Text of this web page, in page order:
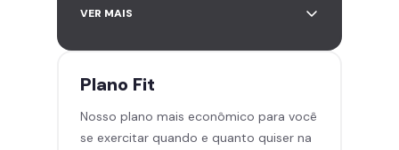
Acesso ilimitado a +2.000
Leve 5 amigos por mês para
Cadeira de massagem
Área de musculação e aeróbicos
Smart Fit App
VER MAIS
Plano Fit
Nosso plano mais econômico para você
se exercitar quando e quanto quiser na